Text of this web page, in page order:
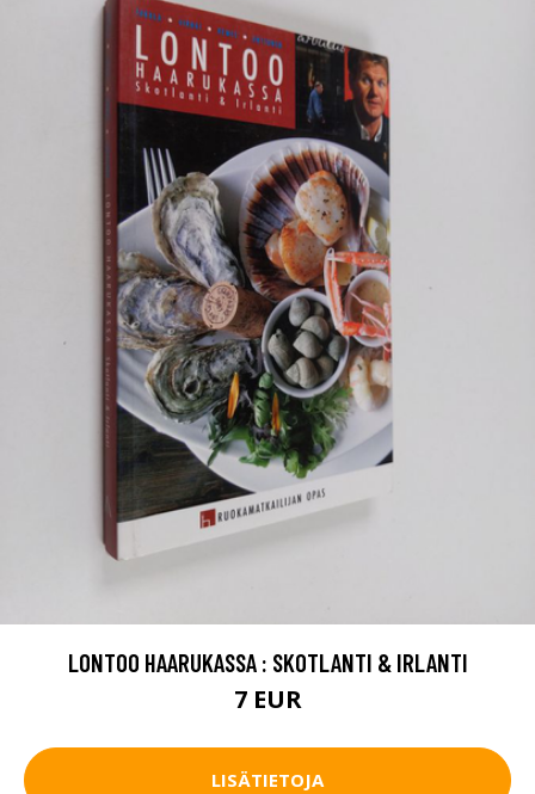
LONTOO HAARUKASSA : SKOTLANTI & IRLANTI
7 EUR
LISÄTIETOJA